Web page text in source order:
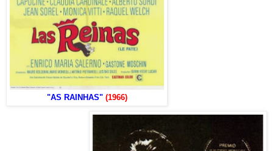
"AS RAINHAS" (1966)